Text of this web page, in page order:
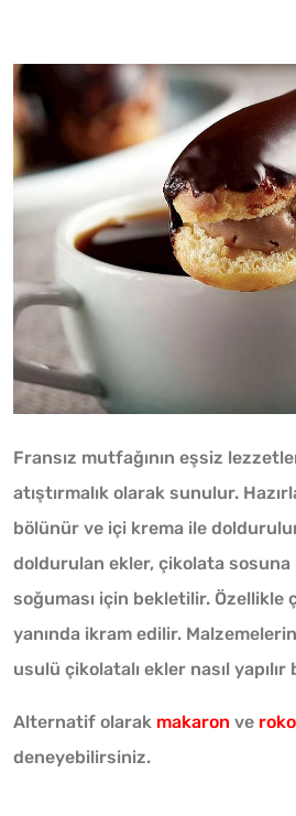
Fransız mutfağının eşsiz
atıştırmalık olarak sunulur.
bölünür ve içi krema ile
doldurulan ekler, çikolata sosuna
soğuması için bekletilir. Özellikle
yanında ikram edilir.
usulü çikolatalı ekler nasıl
Alternatif olarak makaron ve
deneyebilirsiniz.